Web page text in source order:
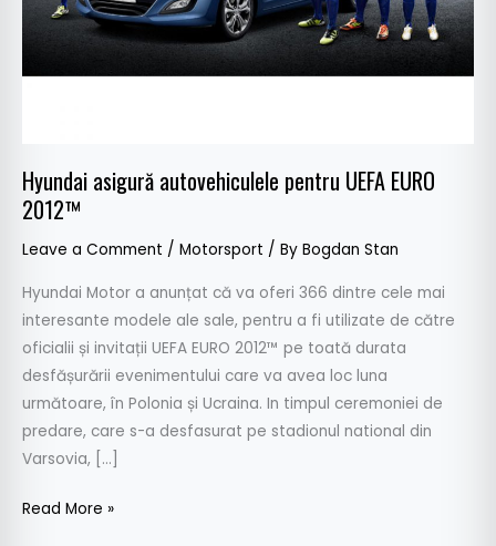
Hyundai asigură autovehiculele pentru UEFA EURO
2012™
Leave a Comment / Motorsport / By Bogdan Stan
Hyundai Motor a anunțat că va oferi 366 dintre cele mai
interesante modele ale sale, pentru a fi utilizate de către
oficialii și invitații UEFA EURO 2012™ pe toată durata
desfășurării evenimentului care va avea loc luna
următoare, în Polonia și Ucraina. In timpul ceremoniei de
predare, care s-a desfasurat pe stadionul national din
Varsovia, […]
Read More »